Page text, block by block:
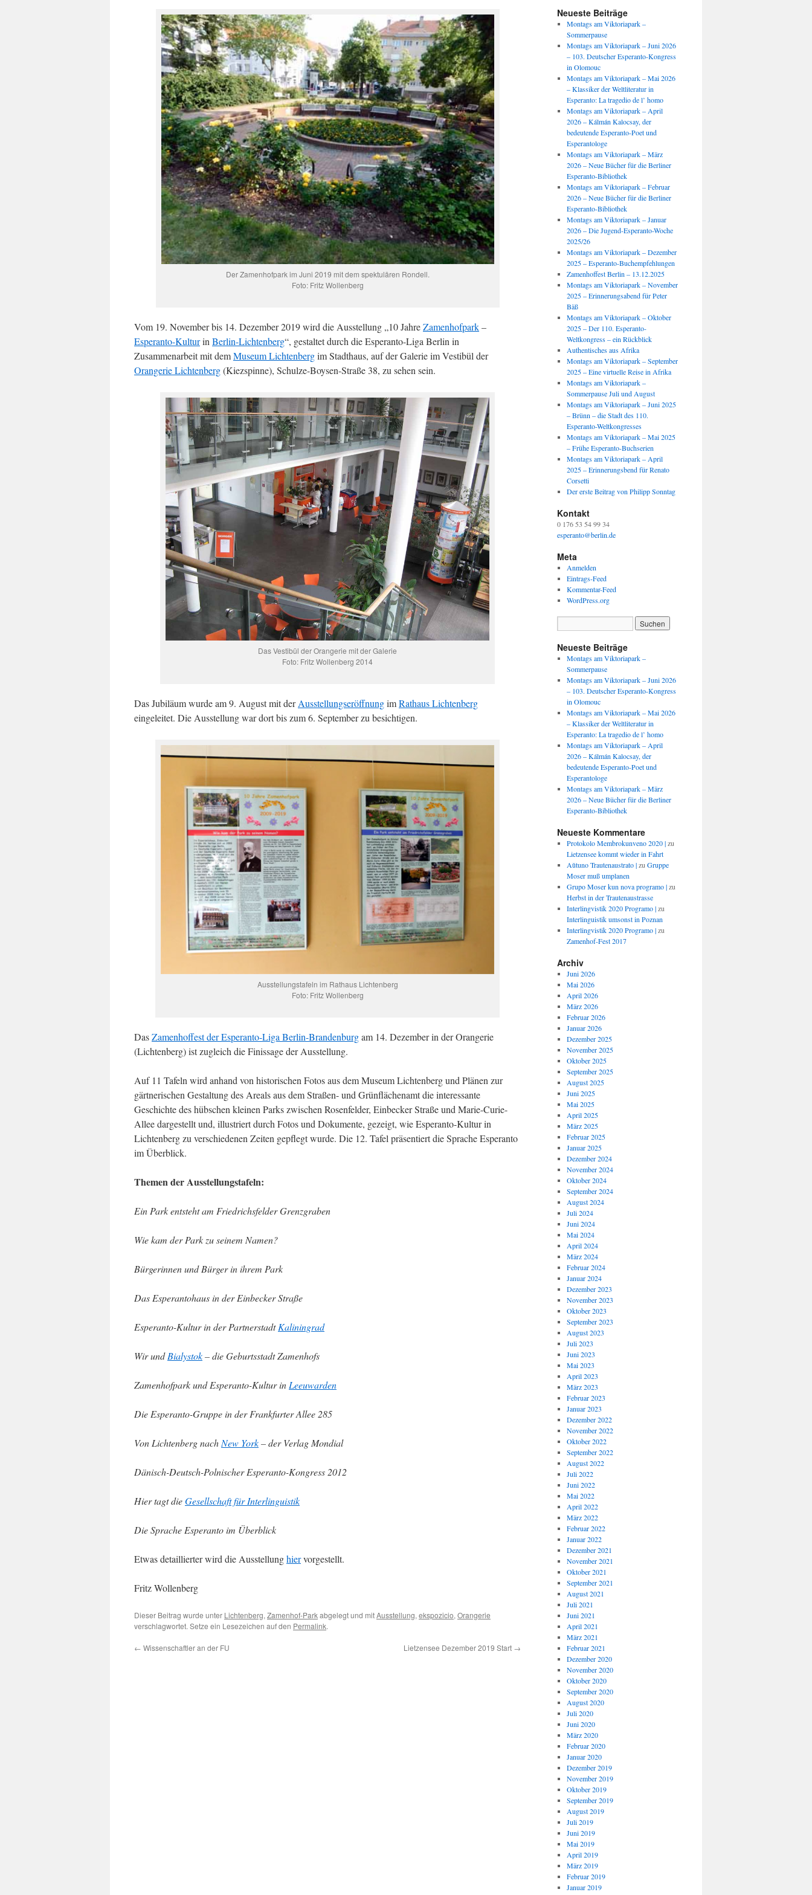
Der Zamenhofpark im Juni 2019 mit dem spektulären Rondell.
Foto: Fritz Wollenberg
Vom 19. November bis 14. Dezember 2019 wird die Ausstellung „10 JahreZamenhofpark–
Esperanto-Kulturin Berlin-Lichtenberg“, gestaltet durch die Esperanto-Liga Berlin in
Zusammenarbeit mit demMuseum Lichtenbergim Stadthaus, auf der Galerie im Vestibül der
Orangerie Lichtenberg(Kiezspinne), Schulze-Boysen-Straße 38, zu sehen sein.
Das Vestibül der Orangerie mit der Galerie
Foto: Fritz Wollenberg 2014
Das Jubiläum wurde am 9. August mit derAusstellungseröffnungimRathaus Lichtenberg
eingeleitet. Die Ausstellung war dort bis zum 6. September zu besichtigen.
Ausstellungstafeln im Rathaus Lichtenberg
Foto: Fritz Wollenberg
DasZamenhoffest der Esperanto-Liga Berlin-Brandenburgam 14. Dezember in der Orangerie
(Lichtenberg) ist zugleich die Finissage der Ausstellung.
Auf 11 Tafeln wird anhand von historischen Fotos aus dem Museum Lichtenberg und Plänen zur
gärtnerischen Gestaltung des Areals aus dem Straßen- und Grünflächenamt die interessante
Geschichte des hübschen kleinen Parks zwischen Rosenfelder, Einbecker Straße und Marie-Curie-
Allee dargestellt und, illustriert durch Fotos und Dokumente, gezeigt, wie Esperanto-Kultur in
Lichtenberg zu verschiedenen Zeiten gepflegt wurde. Die 12. Tafel präsentiert die Sprache Esperanto
im Überblick.
Themen der Ausstellungstafeln:
Ein Park entsteht am Friedrichsfelder Grenzgraben
Wie kam der Park zu seinem Namen?
Bürgerinnen und Bürger in ihrem Park
Das Esperantohaus in der Einbecker Straße
Esperanto-Kultur in der PartnerstadtKaliningrad
Wir undBialystok– die Geburtsstadt Zamenhofs
Zamenhofpark und Esperanto-Kultur in Leeuwarden
Die Esperanto-Gruppe in der Frankfurter Allee 285
Von Lichtenberg nach New York– der Verlag Mondial
Dänisch-Deutsch-Polnischer Esperanto-Kongress 2012
Hier tagt dieGesellschaft für Interlinguistik
Die Sprache Esperanto im Überblick
Etwas detaillierter wird die Ausstellunghiervorgestellt.
Fritz Wollenberg
Dieser Beitrag wurde unter Lichtenberg, Zamenhof-Parkabgelegt und mitAusstellung, ekspozicio, Orangerie
verschlagwortet. Setze ein Lesezeichen auf den Permalink.
← Wissenschaftler an der FU Lietzensee Dezember 2019 Start →
Neueste Beiträge
Montags am Viktoriapark –
Sommerpause
Montags am Viktoriapark – Juni 2026
– 103. Deutscher Esperanto-Kongress
in Olomouc
Montags am Viktoriapark – Mai 2026
– Klassiker der Weltliteratur in
Esperanto: La tragedio de l’ homo
Montags am Viktoriapark – April
2026 – Kálmán Kalocsay, der
bedeutende Esperanto-Poet und
Esperantologe
Montags am Viktoriapark – März
2026 – Neue Bücher für die Berliner
Esperanto-Bibliothek
Montags am Viktoriapark – Februar
2026 – Neue Bücher für die Berliner
Esperanto-Bibliothek
Montags am Viktoriapark – Januar
2026 – Die Jugend-Esperanto-Woche
2025/26
Montags am Viktoriapark – Dezember
2025 – Esperanto-Buchempfehlungen
Zamenhoffest Berlin – 13.12.2025
Montags am Viktoriapark – November
2025 – Erinnerungsabend für Peter
Bäß
Montags am Viktoriapark – Oktober
2025 – Der 110. Esperanto-
Weltkongress – ein Rückblick
Authentisches aus Afrika
Montags am Viktoriapark – September
2025 – Eine virtuelle Reise in Afrika
Montags am Viktoriapark –
Sommerpause Juli und August
Montags am Viktoriapark – Juni 2025
– Brünn – die Stadt des 110.
Esperanto-Weltkongresses
Montags am Viktoriapark – Mai 2025
– Frühe Esperanto-Buchserien
Montags am Viktoriapark – April
2025 – Erinnerungsbend für Renato
Corsetti
Der erste Beitrag von Philipp Sonntag
Kontakt
0 176 53 54 99 34
esperanto@berlin.de
Meta
Anmelden
Eintrags-Feed
Kommentar-Feed
WordPress.org
Neueste Beiträge
Montags am Viktoriapark –
Sommerpause
Montags am Viktoriapark – Juni 2026
– 103. Deutscher Esperanto-Kongress
in Olomouc
Montags am Viktoriapark – Mai 2026
– Klassiker der Weltliteratur in
Esperanto: La tragedio de l’ homo
Montags am Viktoriapark – April
2026 – Kálmán Kalocsay, der
bedeutende Esperanto-Poet und
Esperantologe
Montags am Viktoriapark – März
2026 – Neue Bücher für die Berliner
Esperanto-Bibliothek
Neueste Kommentare
Protokolo Membrokunveno 2020 |zu
Lietzensee kommt wieder in Fahrt
Aŭtuno Trautenaustrato |zu Gruppe
Moser muß umplanen
Grupo Moser kun nova programo |zu
Herbst in der Trautenaustrasse
Interlingvistik 2020 Programo |zu
Interlinguistik umsonst in Poznan
Interlingvistik 2020 Programo |zu
Zamenhof-Fest 2017
Archiv
Juni 2026
Mai 2026
April 2026
März 2026
Februar 2026
Januar 2026
Dezember 2025
November 2025
Oktober 2025
September 2025
August 2025
Juni 2025
Mai 2025
April 2025
März 2025
Februar 2025
Januar 2025
Dezember 2024
November 2024
Oktober 2024
September 2024
August 2024
Juli 2024
Juni 2024
Mai 2024
April 2024
März 2024
Februar 2024
Januar 2024
Dezember 2023
November 2023
Oktober 2023
September 2023
August 2023
Juli 2023
Juni 2023
Mai 2023
April 2023
März 2023
Februar 2023
Januar 2023
Dezember 2022
November 2022
Oktober 2022
September 2022
August 2022
Juli 2022
Juni 2022
Mai 2022
April 2022
März 2022
Februar 2022
Januar 2022
Dezember 2021
November 2021
Oktober 2021
September 2021
August 2021
Juli 2021
Juni 2021
April 2021
März 2021
Februar 2021
Dezember 2020
November 2020
Oktober 2020
September 2020
August 2020
Juli 2020
Juni 2020
März 2020
Februar 2020
Januar 2020
Dezember 2019
November 2019
Oktober 2019
September 2019
August 2019
Juli 2019
Juni 2019
Mai 2019
April 2019
März 2019
Februar 2019
Januar 2019